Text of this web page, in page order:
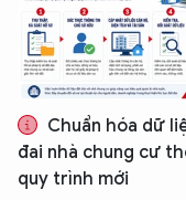
Chuẩn hóa dữ
đai nhà chung cư
quy trình mới